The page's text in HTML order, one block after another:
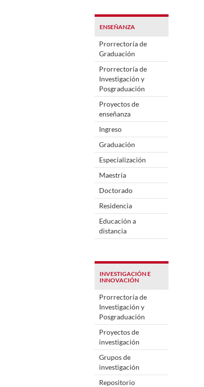
ENSEÑANZA
Prorrectoría de
Graduación
Prorrectoría de
Investigación y
Posgraduación
Proyectos de
enseñanza
Ingreso
Graduación
Especialización
Maestría
Doctorado
Residencia
Educación a
distancia
INVESTIGACIÓN E
INNOVACIÓN
Prorrectoría de
Investigación y
Posgraduación
Proyectos de
investigación
Grupos de
investigación
Repositorio